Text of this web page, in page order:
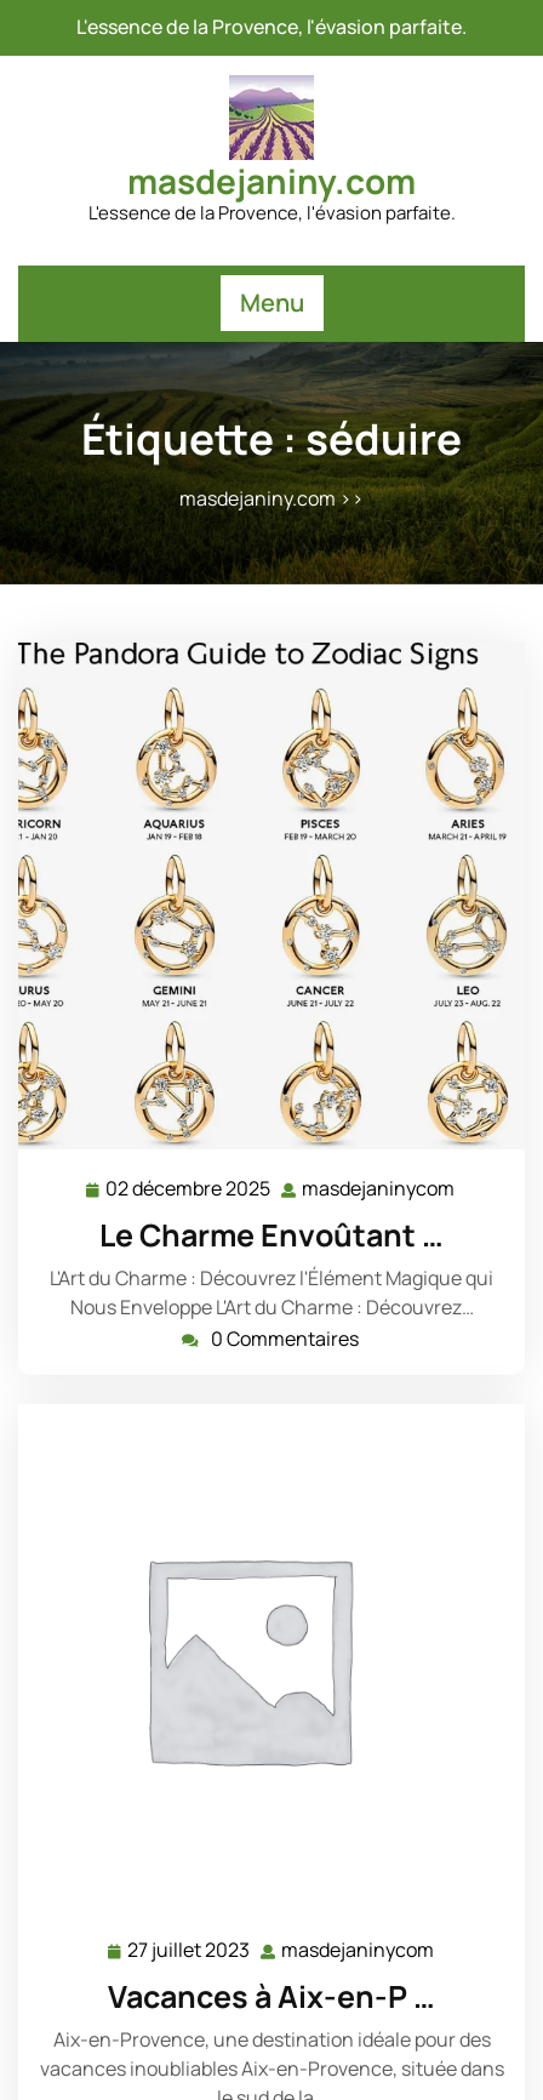
L'essence de la Provence, l'évasion parfaite.
masdejaniny.com
L'essence de la Provence, l'évasion parfaite.
Menu
Étiquette :séduire
masdejaniny.com>>
02 décembre 2025 02
décembre
2025
masdejaninycom
Le Charme Envoûtant …
L'Art du Charme : Découvrez l'Élément Magique qui
Nous Enveloppe L'Art du Charme : Découvrez…
0 Commentaires
27 juillet 2023 27
juillet
2023
masdejaninycom
Vacances à Aix-en-P …
Aix-en-Provence, une destination idéale pour des
vacances inoubliables Aix-en-Provence, située dans